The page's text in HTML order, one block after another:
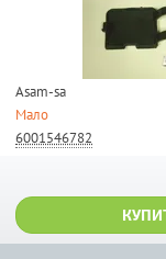
Asam-sa
Мало
6001546782